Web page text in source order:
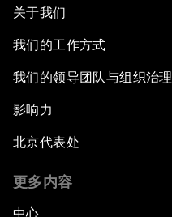
关于我们
我们的工作方式
我们的领导团队与组织治理
影响力
北京代表处
更多内容
中心